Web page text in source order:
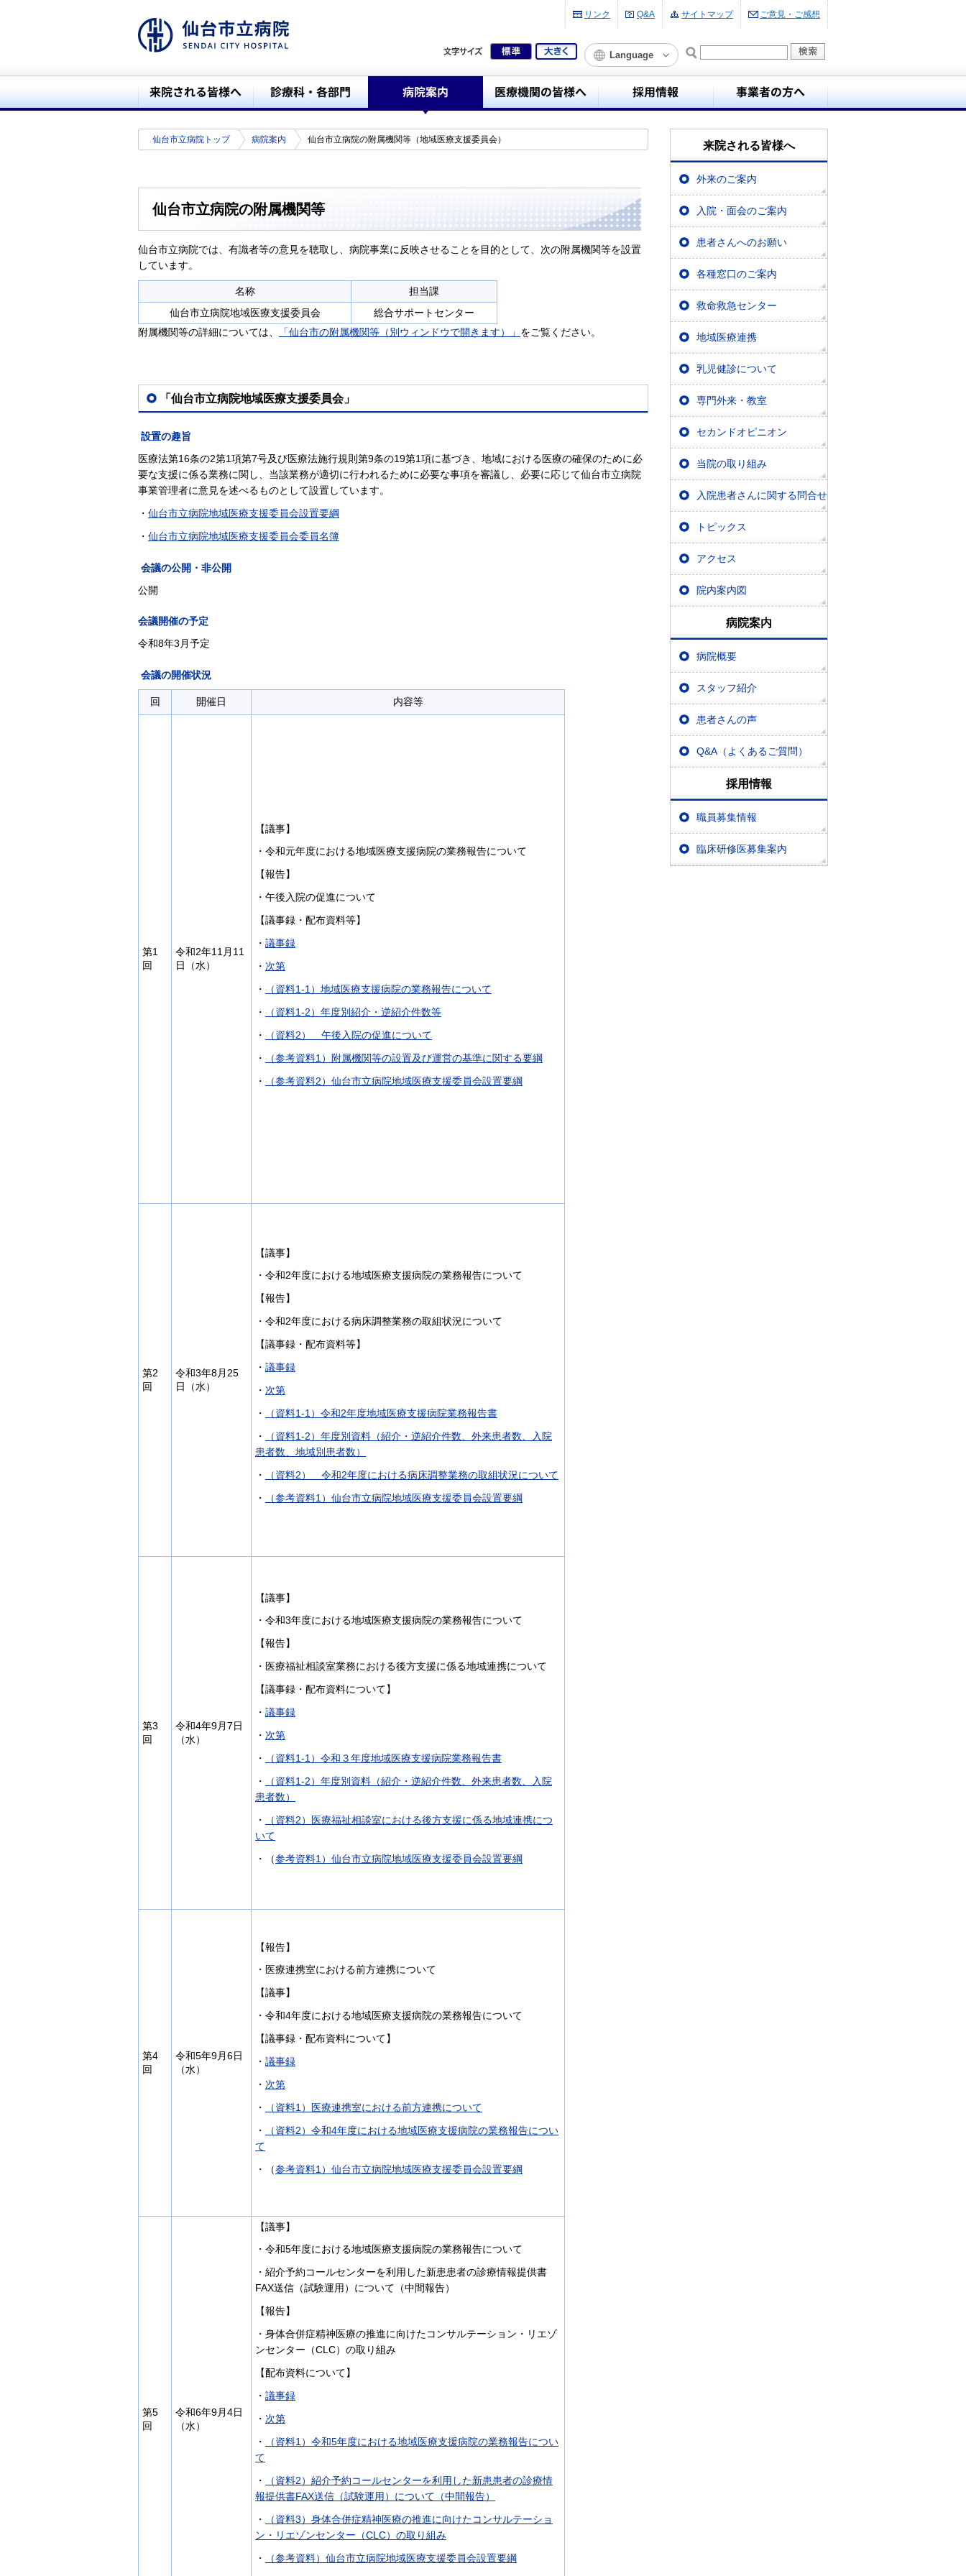
リンク Q&A サイトマップ ご意見・ご感想
Language
仙台市立病院トップ 病院案内 仙台市立病院の附属機関等（地域医療支援委員会）
仙台市立病院の附属機関等
仙台市立病院では、有識者等の意見を聴取し、病院事業に反映させることを目的として、次の附属機関等を設置
しています。
名称
担当課
仙台市立病院地域医療支援委員会
総合サポートセンター
附属機関等の詳細については、
「仙台市の附属機関等（別ウィンドウで開きます）」 をご覧ください。
「仙台市立病院地域医療支援委員会」
設置の趣旨
医療法第16条の2第1項第7号及び医療法施行規則第9条の19第1項に基づき、地域における医療の確保のために必
要な支援に係る業務に関し、当該業務が適切に行われるために必要な事項を審議し、必要に応じて仙台市立病院
事業管理者に意見を述べるものとして設置しています。
・ 仙台市立病院地域医療支援委員会設置要綱
・ 仙台市立病院地域医療支援委員会委員名簿
会議の公開・非公開
公開
会議開催の予定
令和8年3月予定
会議の開催状況
回 開催日 内容等
第1
回
令和2年11月11
日（水）
【議事】
・令和元年度における地域医療支援病院の業務報告について
【報告】
・午後入院の促進について
【議事録・配布資料等】
・ 議事録
・ 次第
・
（資料1-1）地域医療支援病院の業務報告について
・
（資料1-2）年度別紹介・逆紹介件数等
・
（資料2） 午後入院の促進について
・
（参考資料1）附属機関等の設置及び運営の基準に関する要綱
・
（参考資料2）仙台市立病院地域医療支援委員会設置要綱
第2
回
令和3年8月25
日（水）
【議事】
・令和2年度における地域医療支援病院の業務報告について
【報告】
・令和2年度における病床調整業務の取組状況について
【議事録・配布資料等】
・ 議事録
・ 次第
・
（資料1-1）令和2年度地域医療支援病院業務報告書
・
（資料1-2）年度別資料（紹介・逆紹介件数、外来患者数、入院
患者数、地域別患者数）
・
（資料2） 令和2年度における病床調整業務の取組状況について
・
（参考資料1）仙台市立病院地域医療支援委員会設置要綱
第3
回
令和4年9月7日
（水）
【議事】
・令和3年度における地域医療支援病院の業務報告について
【報告】
・医療福祉相談室業務における後方支援に係る地域連携について
【議事録・配布資料について】
・ 議事録
・ 次第
・
（資料1-1）令和３年度地域医療支援病院業務報告書
・
（資料1-2）年度別資料（紹介・逆紹介件数、外来患者数、入院
患者数）
・
（資料2）医療福祉相談室における後方支援に係る地域連携につ
いて
・（参考資料1）仙台市立病院地域医療支援委員会設置要綱
第4
回
令和5年9月6日
（水）
【報告】
・医療連携室における前方連携について
【議事】
・令和4年度における地域医療支援病院の業務報告について
【議事録・配布資料について】
・ 議事録
・ 次第
・
（資料1）医療連携室における前方連携について
・
（資料2）令和4年度における地域医療支援病院の業務報告につい
て
・（参考資料1）仙台市立病院地域医療支援委員会設置要綱
第5
回
令和6年9月4日
（水）
【議事】
・令和5年度における地域医療支援病院の業務報告について
・紹介予約コールセンターを利用した新患患者の診療情報提供書
FAX送信（試験運用）について（中間報告）
【報告】
・身体合併症精神医療の推進に向けたコンサルテーション・リエゾ
ンセンター（CLC）の取り組み
【配布資料について】
・ 議事録
・ 次第
・
（資料1）令和5年度における地域医療支援病院の業務報告につい
て
・
（資料2）紹介予約コールセンターを利用した新患患者の診療情
報提供書FAX送信（試験運用）について（中間報告）
・
（資料3）身体合併症精神医療の推進に向けたコンサルテーショ
ン・リエゾンセンター（CLC）の取り組み
・
（参考資料）仙台市立病院地域医療支援委員会設置要綱
来院される皆様へ
外来のご案内
入院・面会のご案内
患者さんへのお願い
各種窓口のご案内
救命救急センター
地域医療連携
乳児健診について
専門外来・教室
セカンドオピニオン
当院の取り組み
入院患者さんに関する問合せ
トピックス
アクセス
院内案内図
病院案内
病院概要
スタッフ紹介
患者さんの声
Q&A（よくあるご質問）
採用情報
職員募集情報
臨床研修医募集案内